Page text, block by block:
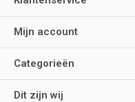
Mijn account
Categorieën
Dit zijn wij